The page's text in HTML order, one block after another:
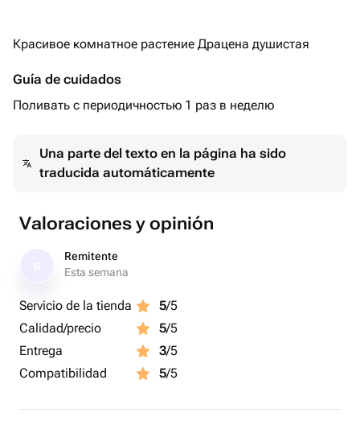
Красивое комнатное растение Драцена душистая
Guía de cuidados
Поливать с периодичностью 1 раз в неделю
Una parte del texto en la página ha sido
traducida automáticamente
Valoraciones y opinión
Remitente
Esta semana
Servicio de la tienda 5/5
Calidad/precio
5/5
Entrega
3/5
Compatibilidad
5/5